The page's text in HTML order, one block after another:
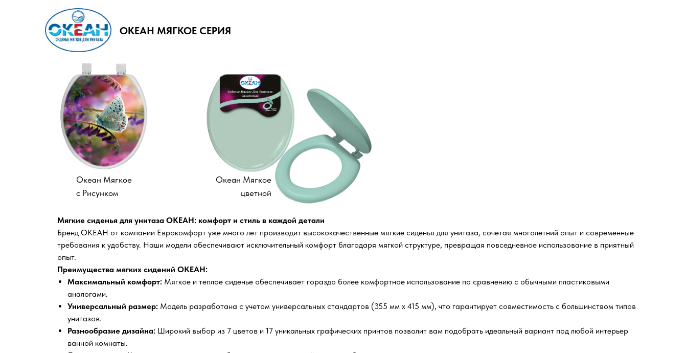
ОКЕАН МЯГКОЕ СЕРИЯ
Мягкие сиденья для унитаза ОКЕАН: комфорт и стиль в каждой детали
Бренд ОКЕАН от компании Еврокомфорт уже много лет производит высококачественные мягкие сиденья для унитаза, сочетая многолетний опыт и современные
требования к удобству. Наши модели обеспечивают исключительный комфорт благодаря мягкой структуре, превращая повседневное использование в приятный
опыт.
Преимущества мягких сидений ОКЕАН:
Максимальный комфорт: Мягкое и теплое сиденье обеспечивает гораздо более комфортное использование по сравнению с обычными пластиковыми
аналогами.
Универсальный размер: Модель разработана с учетом универсальных стандартов (355 мм х 415 мм), что гарантирует совместимость с большинством типов
унитазов.
Разнообразие дизайна: Широкий выбор из 7 цветов и 17 уникальных графических принтов позволит вам подобрать идеальный вариант под любой интерьер
ванной комнаты.
Океан Мягкое
цветной
Океан Мягкое
с Рисунком